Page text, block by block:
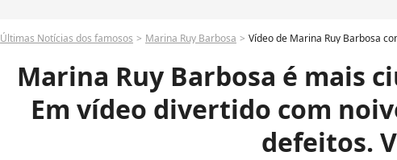
Últimas Notícias dos famosos Marina Ruy Barbosa Vídeo de Marina Ruy Barbosa com
Marina Ruy Barbosa é mais
Em vídeo divertido com
defeitos.